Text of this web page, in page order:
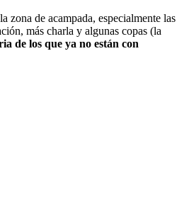
zona de acampada, especialmente las
más charla y algunas copas (la
de los que ya no están con